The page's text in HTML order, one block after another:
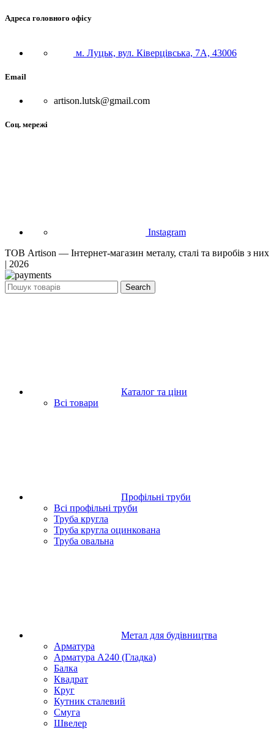
Адреса головного офісу
м. Луцьк, вул. Ківерцівська, 7А, 43006
Email
artison.lutsk@gmail.com
Соц. мережі
Instagram
ТОВ Artison — Інтернет-магазин металу, сталі та виробів з них
| 2026
Search
Каталог та ціни
Всі товари
Профільні труби
Всі профільні труби
Труба кругла
Труба кругла оцинкована
Труба овальна
Метал для будівництва
Арматура
Арматура А240 (Гладка)
Балка
Квадрат
Круг
Кутник сталевий
Смуга
Швелер